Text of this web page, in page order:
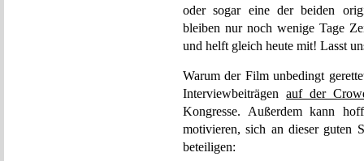
oder sogar eine der beiden
bleiben nur noch wenige Tage
und helft gleich heute mit! Lasst
Warum der Film unbedingt
Interviewbeiträgenauf der
Kongresse. Außerdem kann
motivieren, sich an dieser guten
beteiligen: